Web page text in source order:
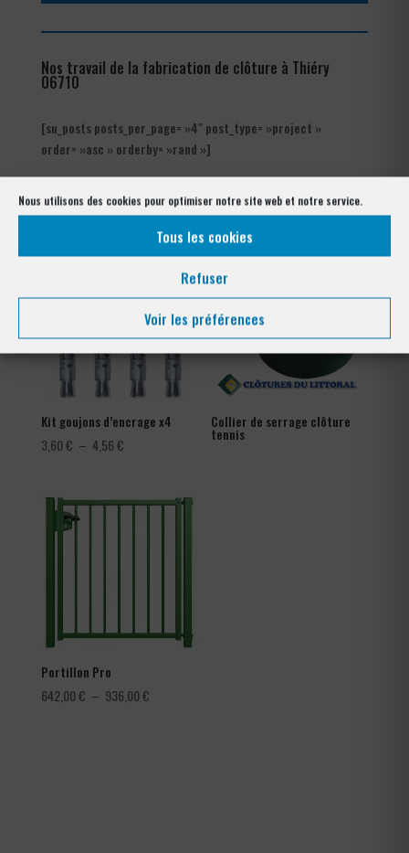
Nous utilisons des cookies pour optimiser notre site web et notre service.
Tous les cookies
Refuser
Voir les préférences
Nos travail de la fabrication de clôture à Thiéry
06710
[su_posts posts_per_page= »4″ post_type= »project »
order= »asc » orderby= »rand »]
Les produits de clôtures utilisés
à Thiéry 06710
Kit goujons d’encrage x4
3,60€ – 4,56€Plage
3,60 €
Collier de serrage clôture
tennis
Portillon Pro
642,00€ – 936,00€Plage